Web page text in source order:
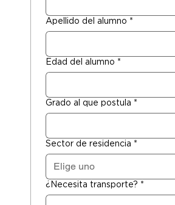
Apellido del alumno *
Edad del alumno *
Grado al que postula *
Sector de residencia *
¿Necesita transporte? *